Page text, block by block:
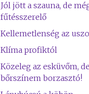
Jól jött a szauna, de
fűtésszerelő
Kellemetlenség az
Klíma profiktól
Közeleg az esküvőm,
bőrszínem borzasztó!